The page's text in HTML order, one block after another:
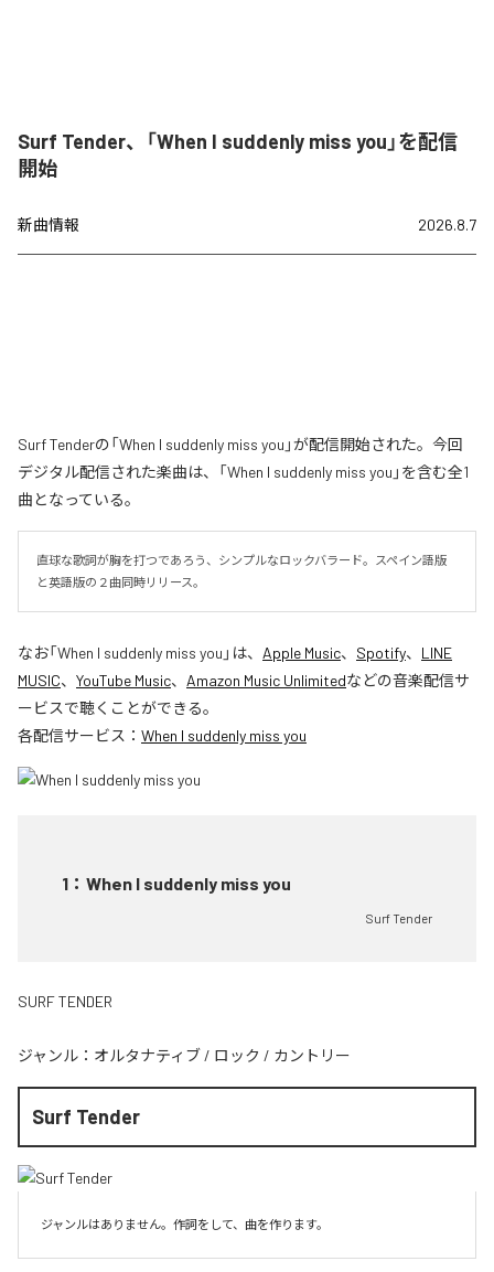
Surf Tender、「When I suddenly miss you」を配信
開始
新曲情報 2026.8.7
Surf Tenderの「When I suddenly miss you」が配信開始された。今回
デジタル配信された楽曲は、「When I suddenly miss you」を含む全1
曲となっている。
直球な歌詞が胸を打つであろう、シンプルなロックバラード。スペイン語版
と英語版の２曲同時リリース。
なお「When I suddenly miss you 」は、 Apple Music、 Spotify、 LINE
MUSIC、 YouTube Music、 Amazon Music Unlimitedなどの音楽配信サ
ービスで聴くことができる。
各配信サービス： When I suddenly miss you
1 ： When I suddenly miss you
Surf Tender
SURF TENDER
ジャンル： オルタナティブ / ロック / カントリー
Surf Tender
ジャンルはありません。作詞をして、曲を作ります。